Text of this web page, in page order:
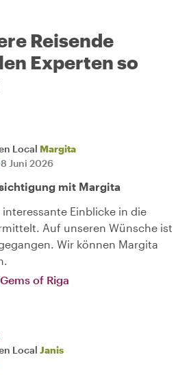
Reisende
Experten so
Local Margita
8 Juni 2026
mit Margita
Einblicke in die
Auf unseren Wünsche ist
Wir können Margita
of Riga
Local Janis